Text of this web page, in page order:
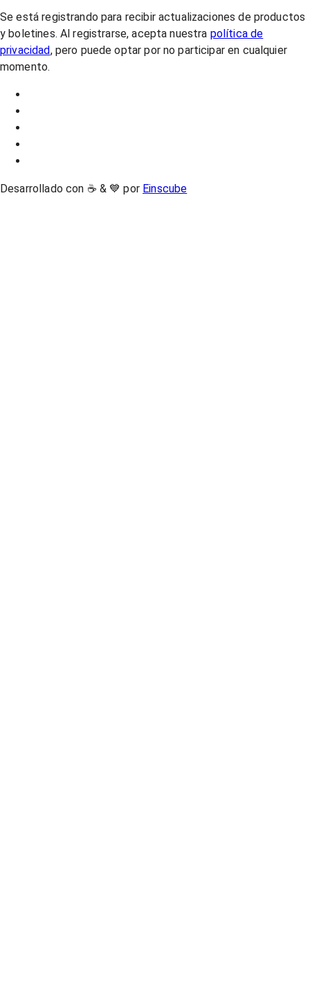
Se está registrando para recibir actualizaciones de productos
y boletines. Al registrarse, acepta nuestra política de
privacidad, pero puede optar por no participar en cualquier
momento.
Desarrollado con ☕ & 💙 por Einscube